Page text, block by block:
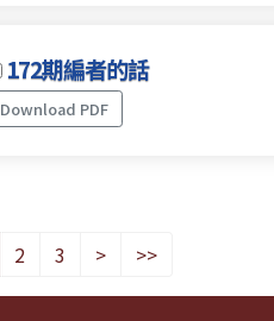
172期編者的話
Download PDF
2 3 > >>